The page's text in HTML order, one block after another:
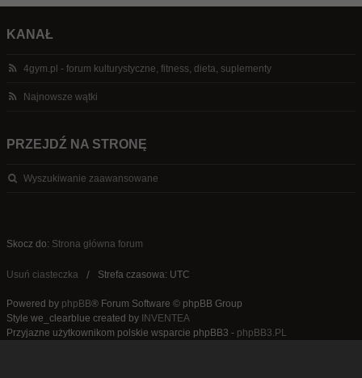
KANAŁ
4gym.pl - forum kulturystyczne, fitness, dieta, suplementy
Najnowsze wątki
PRZEJDŹ NA STRONĘ
Wyszukiwanie zaawansowane
Skocz do: Strona główna forum
Usuń ciasteczka Strefa czasowa: UTC
Powered by phpBB® Forum Software © phpBB Group
Style we_clearblue created by INVENTEA
Przyjazne użytkownikom polskie wsparcie phpBB3 - phpBB3.PL